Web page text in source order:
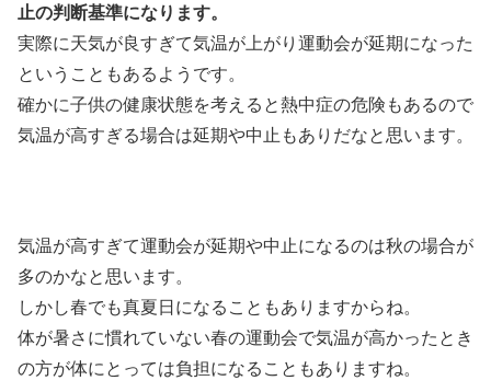
止の判断基準になります。
実際に天気が良すぎて気温が上がり運動会が延期になった
ということもあるようです。
確かに子供の健康状態を考えると熱中症の危険もあるので
気温が高すぎる場合は延期や中止もありだなと思います。
気温が高すぎて運動会が延期や中止になるのは秋の場合が
多のかなと思います。
しかし春でも真夏日になることもありますからね。
体が暑さに慣れていない春の運動会で気温が高かったとき
の方が体にとっては負担になることもありますね。